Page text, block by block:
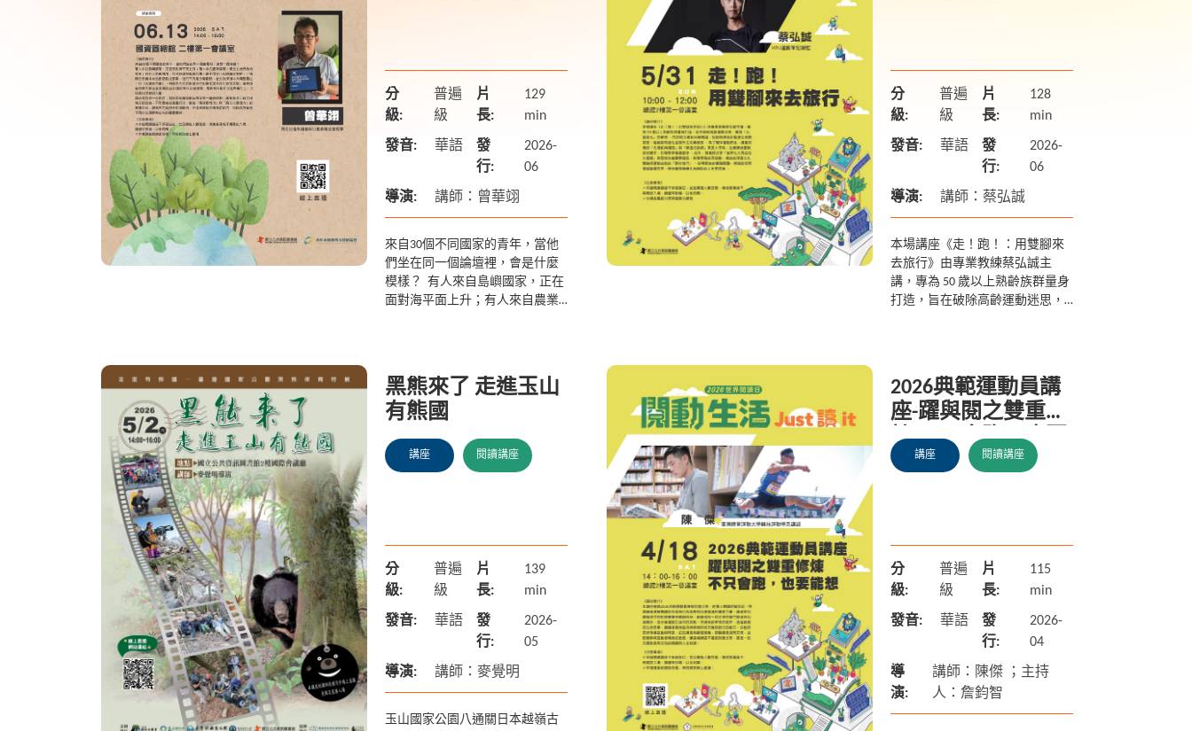
分
級:
普遍
級
片
長:
129
min
發音: 華語
發
行:
2026-
06
導演: 講師：曾華翊
來自30個不同國家的青年，當他
們坐在同一個論壇裡，會是什麼
模樣？ 有人來自島嶼國家，正在
面對海平面上升；有人來自農業
分
級:
普遍
級
片
長:
128
min
發音: 華語
發
行:
2026-
06
導演: 講師：蔡弘誠
本場講座《走！跑！：用雙腳來
去旅行》由專業教練蔡弘誠主
講，專為 50 歲以上熟齡族群量身
打造，旨在破除高齡運動迷思，
黑熊來了 走進玉山
有熊國
講座 閱讀講座
分
級:
普遍
級
片
長:
139
min
發音: 華語
發
行:
2026-
05
導演: 講師：麥覺明
玉山國家公園八通關日本越嶺古
2026典範運動員講
座-躍與閱之雙重修
煉-不只會跑，也要
能想
講座 閱讀講座
分
級:
普遍
級
片
長:
115
min
發音: 華語
發
行:
2026-
04
導
演:
講師：陳傑 ；主持
人：詹鈞智